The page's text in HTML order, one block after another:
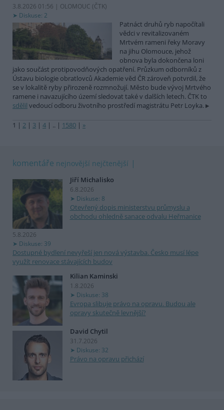
3.8.2026 01:56 | OLOMOUC (ČTK)
Diskuse: 2
Patnáct druhů ryb napočítali
vědci v revitalizovaném
Mrtvém rameni řeky Moravy
na jihu Olomouce, jehož
obnova byla dokončena loni
jako součást protipovodňových opatření. Průzkum odborníků z
Ústavu biologie obratlovců Akademie věd ČR zároveň potvrdil, že
se v lokalitě ryby přirozeně rozmnožují. Město bude vývoj Mrtvého
ramene i navazujícího území sledovat také v dalších letech. ČTK to
sdělil vedoucí odboru životního prostředí magistrátu Petr Loyka.
1 | 2 | 3 | 4 | .. | 1580 | »
komentáře nejnovější nejčtenější
Jiří Michalisko
6.8.2026
Diskuse: 8
Otevřený dopis ministerstvu průmyslu a
obchodu ohledně sanace odvalu Heřmanice
5.8.2026
Diskuse: 39
Dostupné bydlení nevyřeší jen nová výstavba. Česko musí lépe
využít renovace stávajících budov
Kilian Kaminski
1.8.2026
Diskuse: 38
Evropa slibuje právo na opravu. Budou ale
opravy skutečně levnější?
David Chytil
31.7.2026
Diskuse: 32
Právo na opravu přichází